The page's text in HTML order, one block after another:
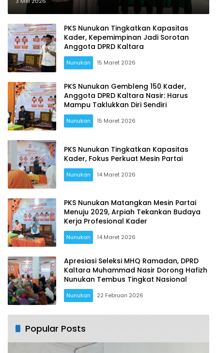
PKS Nunukan Tingkatkan Kapasitas
Kader, Kepemimpinan Jadi Sorotan
Anggota DPRD Kaltara
Nunukan 15 Maret 2026
PKS Nunukan Gembleng 150 Kader,
Anggota DPRD Kaltara Nasir: Harus
Mampu Taklukkan Diri Sendiri
Nunukan 15 Maret 2026
PKS Nunukan Tingkatkan Kapasitas
Kader, Fokus Perkuat Mesin Partai
Nunukan 14 Maret 2026
PKS Nunukan Matangkan Mesin Partai
Menuju 2029, Arpiah Tekankan Budaya
Kerja Profesional Kader
Nunukan 14 Maret 2026
Apresiasi Seleksi MHQ Ramadan, DPRD
Kaltara Muhammad Nasir Dorong Hafizh
Nunukan Tembus Tingkat Nasional
Nunukan 22 Februari 2026
Popular Posts